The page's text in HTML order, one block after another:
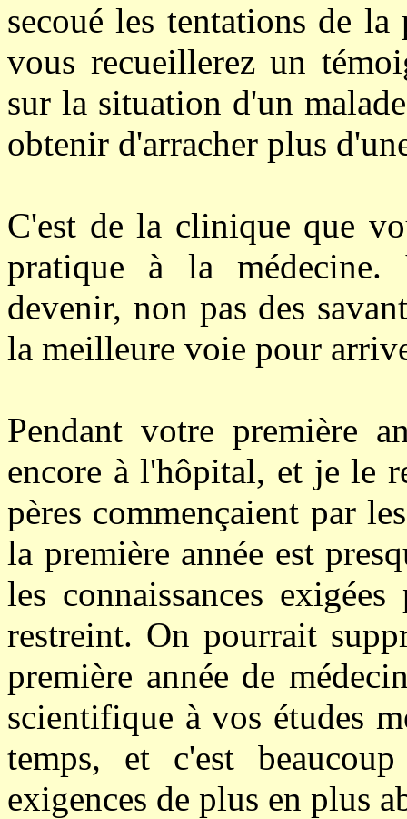
secoué les tentations de
vous recueillerez un
sur la situation d'un
obtenir d'arracher plus
C'est de la clinique que
pratique à la médecine.
devenir, non pas des
la meilleure voie pour
Pendant votre première
encore à l'hôpital, et je le
pères commençaient par
la première année est
les connaissances
restreint. On pourrait
première année de
scientifique à vos études
temps, et c'est
exigences de plus en plus